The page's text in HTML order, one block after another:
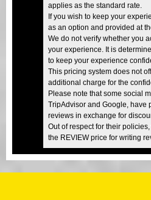
applies as the standard rate.
If you wish to keep your
as an option and provided at
We do not verify whether you
your experience. It is
to keep your experience
This pricing system does not
additional charge for the
Please note that some social
TripAdvisor and Google, have
reviews in exchange for
Out of respect for their
the REVIEW price for writing